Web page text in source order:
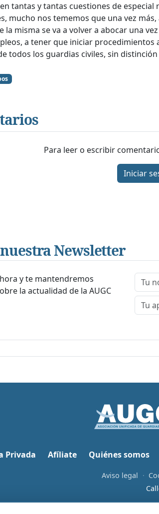
tantas y tantas cuestiones de
mucho nos tememos que una vez
la misma se va a volver a abocar una
a tener que iniciar procedimientos
todos los guardias civiles, sin
Para leer o escribir
Iniciar
Newsletter
y te mantendremos
la actualidad de la AUGC
Privada Afíliate Quiénes somos
Aviso legal ·